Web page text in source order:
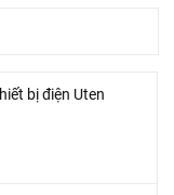
bị điện Uten